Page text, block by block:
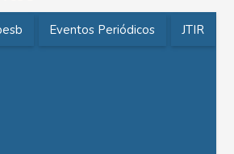
Eventos Periódicos JTIR